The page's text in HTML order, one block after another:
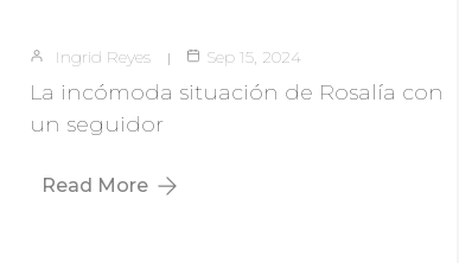
Ingrid Reyes Sep 15, 2024
La incómoda situación de Rosalía con
un seguidor
Read More